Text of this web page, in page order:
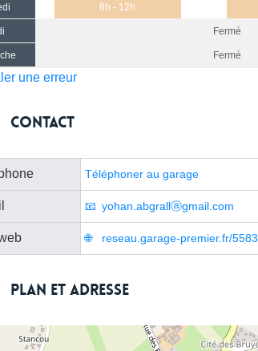
8h - 12h
Fermé
Fermé
une erreur
Contact
Téléphoner au garage
yohan.abgrallⓐgmail.com
reseau.garage-premier.fr/
Plan et adresse